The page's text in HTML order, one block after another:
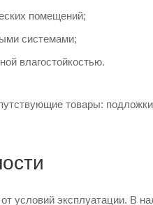
помещений;
системами;
влагостойкостью.
товары:
условий эксплуатации. В